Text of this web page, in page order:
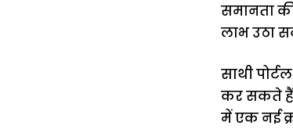
समानता
लाभ उठा
साथी
कर सकते हैं।
में एक नई